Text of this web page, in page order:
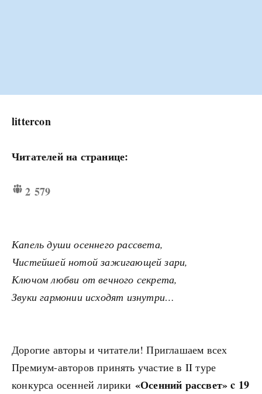
littercon
Читателей на странице:
2 579
Капель души осеннего рассвета,
Чистейшей нотой зажигающей зари,
Ключом любви от вечного секрета,
Звуки гармонии исходят изнутри…
Дорогие авторы и читатели! Приглашаем всех
Премиум-авторов принять участие в II туре
конкурса осенней лирики «Осенний рассвет» c 19